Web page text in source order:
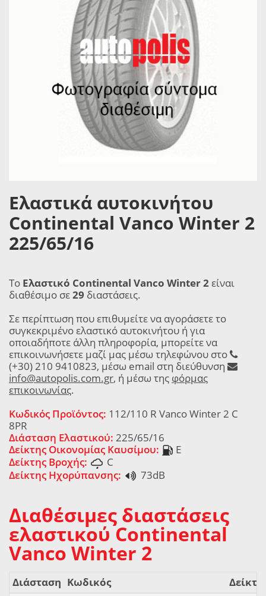
Ελαστικά αυτοκινήτου
Continental Vanco Winter 2
225/65/16
Το Ελαστικό Continental Vanco Winter 2είναι
διαθέσιμο σε29 διαστάσεις.
Σε περίπτωση που επιθυμείτε να αγοράσετε το
συγκεκριμένο ελαστικό αυτοκινήτου ή για
οποιαδήποτε άλλη πληροφορία, μπορείτε να
επικοινωνήσετε μαζί μας μέσω τηλεφώνου στο
(+30) 210 9410823, μέσω email στη διεύθυνση
info@autopolis.com.gr, ή μέσω της φόρμας
επικοινωνίας.
Κωδικός Προϊόντος: 112/110 R Vanco Winter 2 C
8PR
Διάσταση Ελαστικού: 225/65/16
Δείκτης Οικονομίας Καυσίμου:
E
Δείκτης Βροχής:
C
Δείκτης Ηχορύπανσης:
73dB
Διαθέσιμες διαστάσεις
ελαστικού Continental
Vanco Winter 2
Διάσταση Κωδικός